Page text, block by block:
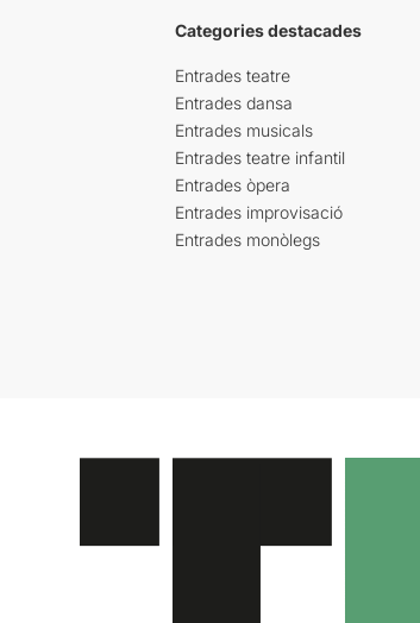
Categories destacades
Entrades teatre
Entrades dansa
Entrades musicals
Entrades teatre infantil
Entrades òpera
Entrades improvisació
Entrades monòlegs